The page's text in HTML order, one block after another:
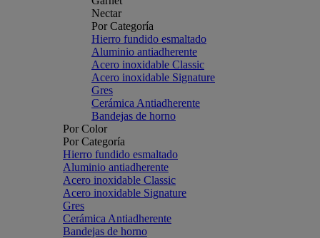
Nectar
Por Categoría
Hierro fundido esmaltado
Aluminio antiadherente
Acero inoxidable Classic
Acero inoxidable Signature
Gres
Cerámica Antiadherente
Bandejas de horno
Por Color
Por Categoría
Hierro fundido esmaltado
Aluminio antiadherente
Acero inoxidable Classic
Acero inoxidable Signature
Gres
Cerámica Antiadherente
Bandejas de horno